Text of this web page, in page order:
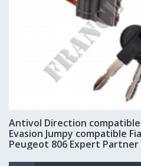
Antivol Direction
Evasion Jumpy compatible
Peugeot 806 Expert Partner